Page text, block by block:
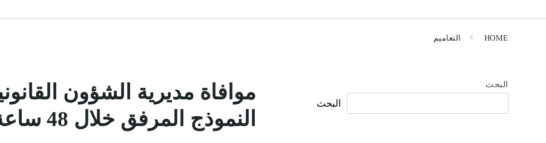
HOME التعاميم
موافاة مديرية الشؤون
النموذج المرفق خلال 48 ساعة
البحث
البحث